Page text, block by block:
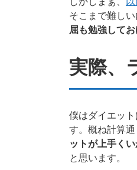
そこまで難しい
屈も勉強して
実際、
僕はダイエッ
す。概ね計算
ットが上手く
と思います。